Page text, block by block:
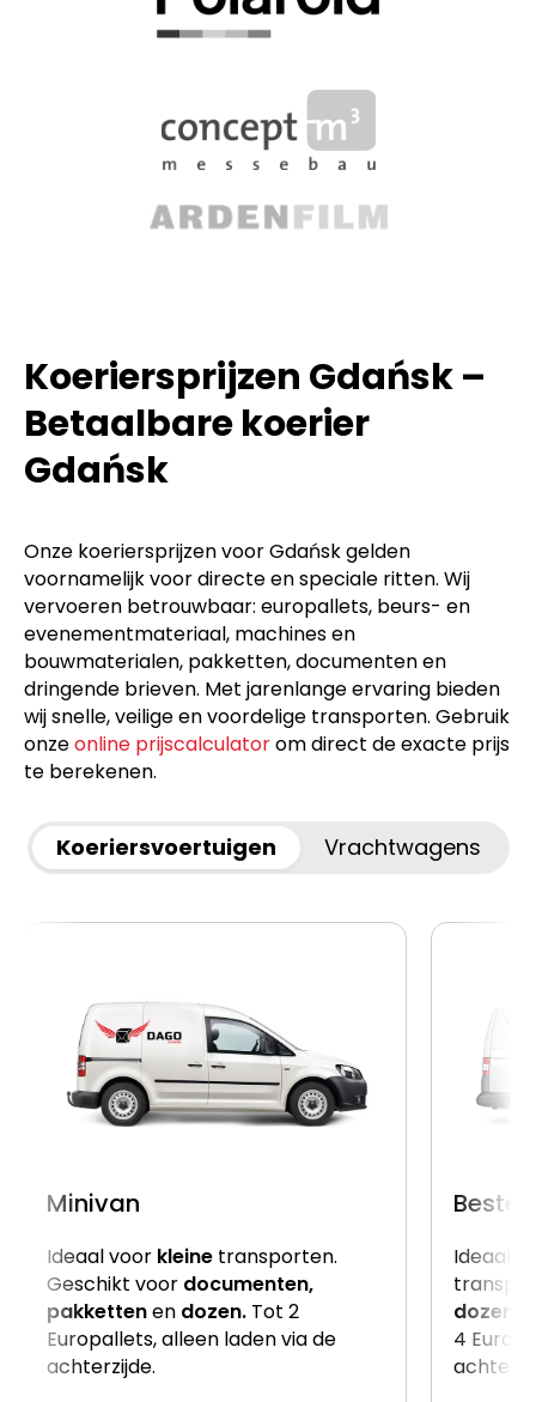
Koeriersprijzen Gdańsk –
Betaalbare koerier
Gdańsk
Onze koeriersprijzen voor Gdańsk gelden
voornamelijk voor directe en speciale ritten. Wij
vervoeren betrouwbaar: europallets, beurs- en
evenementmateriaal, machines en
bouwmaterialen, pakketten, documenten en
dringende brieven. Met jarenlange ervaring bieden
wij snelle, veilige en voordelige transporten. Gebruik
onzeonline prijscalculatorom direct de exacte prijs
te berekenen.
Koeriersvoertuigen Vrachtwagens
Minivan
Ideaal voor kleine transporten.
Geschikt voor documenten,
pakkettenen dozen. Tot 2
Europallets, alleen laden via de
achterzijde.
Ideaal
dozen
4